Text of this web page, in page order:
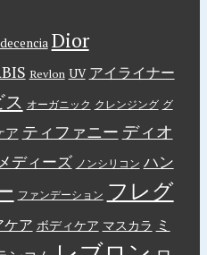
decencia Dior
Revlon UV アイライナー
オーガニック クレンジング グ
ア ティファニー ディオ
ディーズ ノンシリコン ハン
ファンデーション フレグ
ケア ボディケア マスカラ ミ